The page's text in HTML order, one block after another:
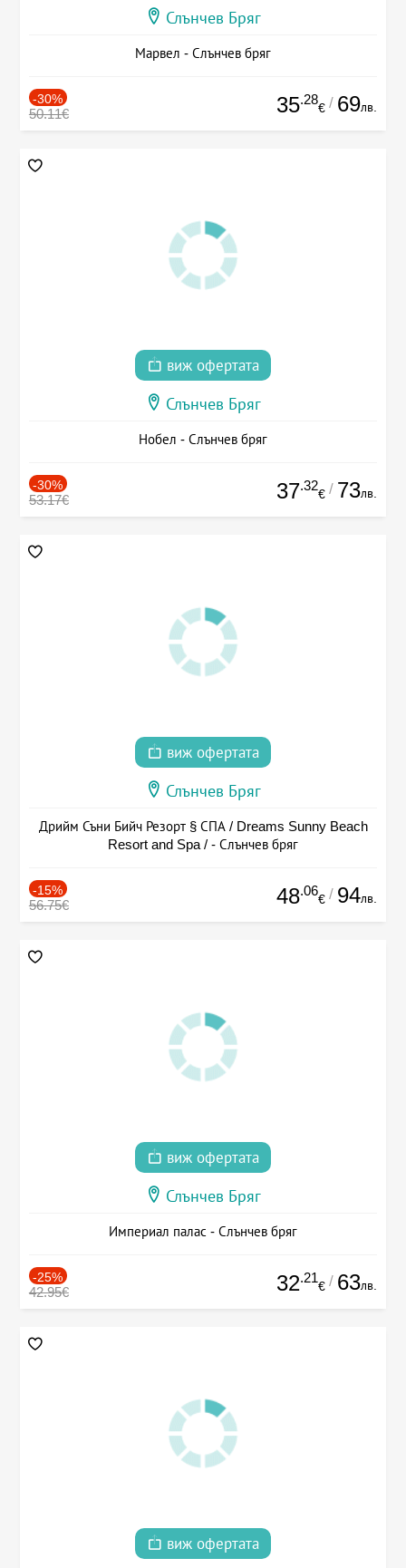
Слънчев Бряг
Марвел - Слънчев бряг
-30%
50.11€ 35.28
€ / 69лв.
виж офертата
Слънчев Бряг
Нобел - Слънчев бряг
-30%
53.17€ 37.32
€ / 73лв.
виж офертата
Слънчев Бряг
Дрийм Съни Бийч Резорт § СПА / Dreams Sunny Beach
Resort and Spa / - Слънчев бряг
-15%
56.75€ 48.06
€ / 94лв.
виж офертата
Слънчев Бряг
Империал палас - Слънчев бряг
-25%
42.95€ 32.21
€ / 63лв.
виж офертата